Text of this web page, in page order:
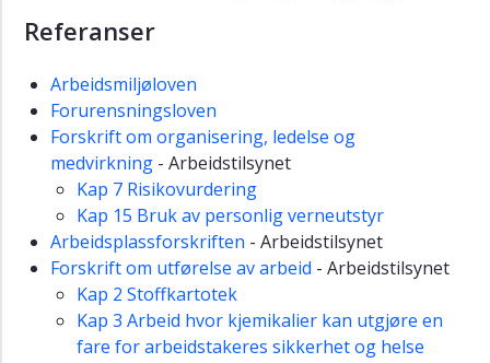
Referanser
Arbeidsmiljøloven
Forurensningsloven
Forskrift om organisering, ledelse og
medvirkning - Arbeidstilsynet
Kap 7 Risikovurdering
Kap 15 Bruk av personlig verneutstyr
Arbeidsplassforskriften - Arbeidstilsynet
Forskrift om utførelse av arbeid - Arbeidstilsynet
Kap 2 Stoffkartotek
Kap 3 Arbeid hvor kjemikalier kan utgjøre en
fare for arbeidstakeres sikkerhet og helse